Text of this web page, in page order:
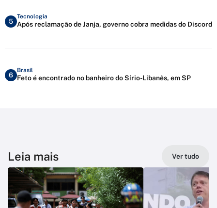
5
Tecnologia
Após reclamação de Janja, governo cobra medidas do Discord
6
Brasil
Feto é encontrado no banheiro do Sírio-Libanês, em SP
Leia mais Ver tudo